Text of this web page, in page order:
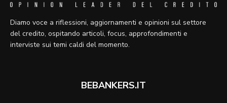
Diamo voce a riflessioni, aggiornamenti e opinioni sul settore
del credito, ospitando articoli, focus, approfondimenti e
interviste sui temi caldi del momento.
BEBANKERS.IT